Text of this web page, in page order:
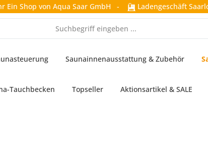
Ein Shop von Aqua Saar GmbH - Ladengeschäft
Saunainnenausstattung & Zubehör
Tauchbecken Topseller Aktionsartikel & SALE